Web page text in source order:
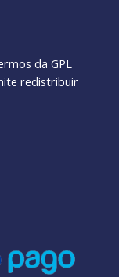
da GPL
redistribuir